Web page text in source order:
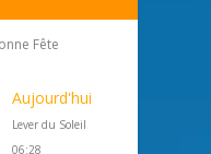
Fête
Aujourd'hui
Lever du Soleil
06:28